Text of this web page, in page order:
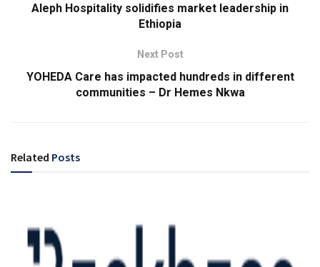
Aleph Hospitality solidifies market leadership in
Ethiopia
Next Post
YOHEDA Care has impacted hundreds in different
communities – Dr Hemes Nkwa
Related Posts